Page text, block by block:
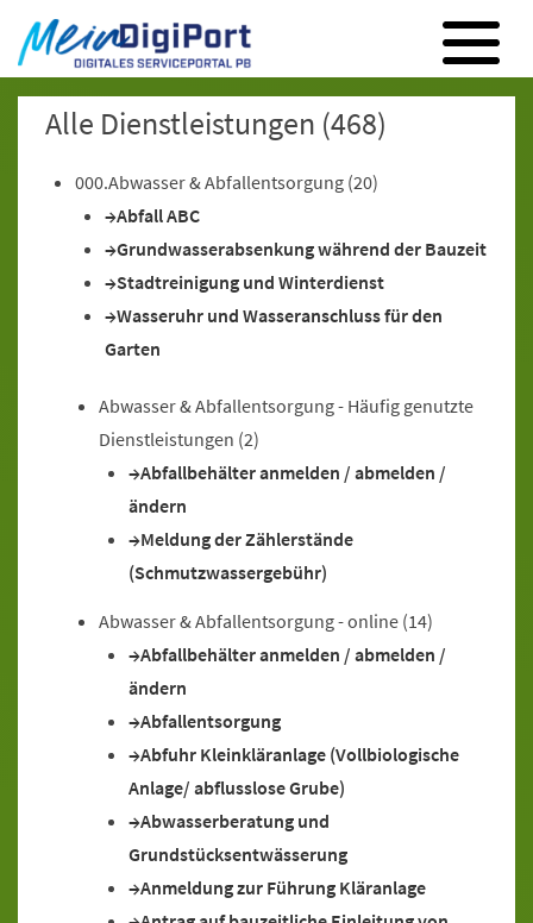
Digitales Serviceportal Paderborn
Zur Hauptnavigation
Zum Inhalt
Zum Footer
Alle Dienstleistungen (468)
000.Abwasser & Abfallentsorgung (20)
Abfall ABC
Grundwasserabsenkung während der Bauzeit
Stadtreinigung und Winterdienst
Wasseruhr und Wasseranschluss für den
Garten
Abwasser & Abfallentsorgung - Häufig genutzte
Dienstleistungen (2)
Abfallbehälter anmelden / abmelden /
ändern
Meldung der Zählerstände
(Schmutzwassergebühr)
Abwasser & Abfallentsorgung - online (14)
Abfallbehälter anmelden / abmelden /
ändern
Abfallentsorgung
Abfuhr Kleinkläranlage (Vollbiologische
Anlage/ abflusslose Grube)
Abwasserberatung und
Grundstücksentwässerung
Anmeldung zur Führung Kläranlage